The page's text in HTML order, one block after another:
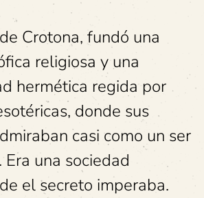
Crotona, fundó una
religiosa y una
hermética regida por
donde sus
casi como un ser
una sociedad
el secreto imperaba.